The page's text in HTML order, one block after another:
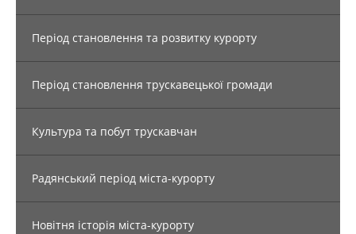
Період становлення та розвитку курорту
Період становлення трускавецької громади
Культура та побут трускавчан
Радянський період міста-курорту
Новітня історія міста-курорту